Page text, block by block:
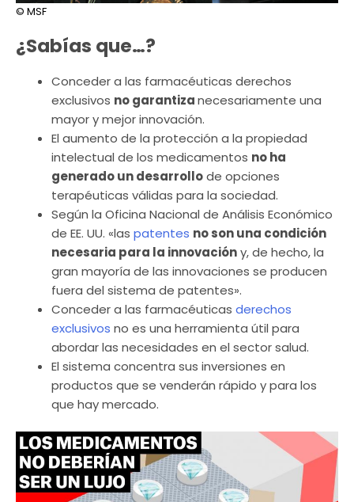
© MSF
¿Sabías que…?
Conceder a las farmacéuticas derechos
exclusivos no garantizanecesariamente una
mayor y mejor innovación.
El aumento de la protección a la propiedad
intelectual de los medicamentos no ha
generado un desarrollode opciones
terapéuticas válidas para la sociedad.
Según la Oficina Nacional de Análisis Económico
de EE. UU. «las patentes no son una condición
necesaria para la innovacióny, de hecho, la
gran mayoría de las innovaciones se producen
fuera del sistema de patentes».
Conceder a las farmacéuticas derechos
exclusivos no es una herramienta útil para
abordar las necesidades en el sector salud.
El sistema concentra sus inversiones en
productos que se venderán rápido y para los
que hay mercado.